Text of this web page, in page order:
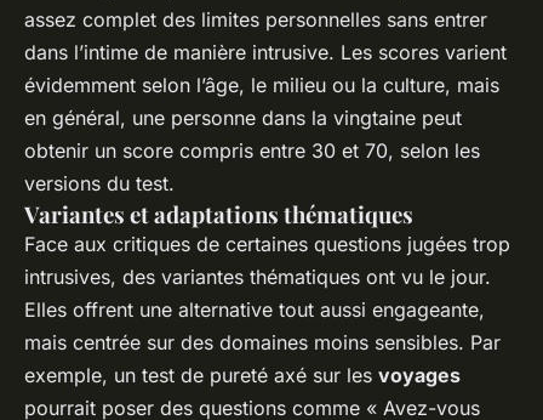
assez complet des limites personnelles sans entrer
dans l’intime de manière intrusive. Les scores varient
évidemment selon l’âge, le milieu ou la culture, mais
en général, une personne dans la vingtaine peut
obtenir un score compris entre 30 et 70, selon les
versions du test.
Variantes et adaptations thématiques
Face aux critiques de certaines questions jugées trop
intrusives, des variantes thématiques ont vu le jour.
Elles offrent une alternative tout aussi engageante,
mais centrée sur des domaines moins sensibles. Par
exemple, un test de pureté axé sur les voyages
pourrait poser des questions comme « Avez-vous